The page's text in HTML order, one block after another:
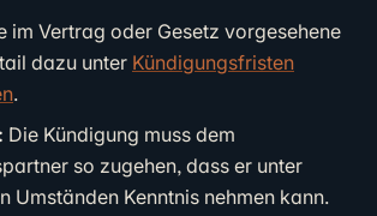
im Vertrag oder Gesetz vorgesehene
dazu unter Kündigungsfristen
.
Die Kündigung muss dem
so zugehen, dass er unter
Umständen Kenntnis nehmen kann.